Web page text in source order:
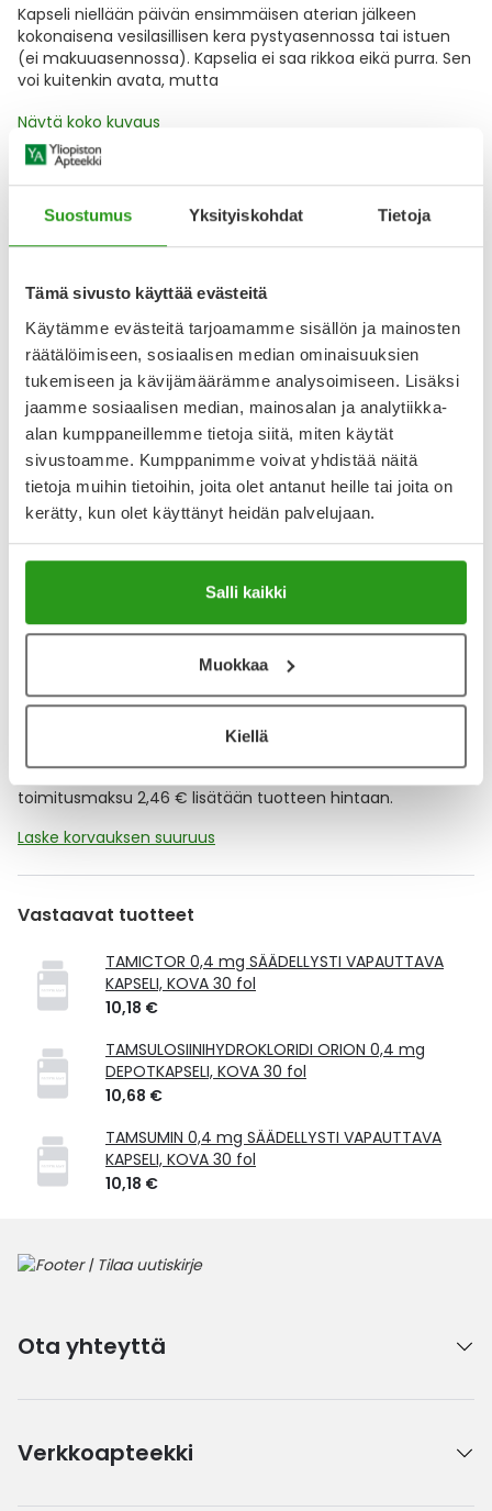
Suostumus Yksityiskohdat Tietoja
Tämä sivusto käyttää evästeitä
Käytämme evästeitä tarjoamamme sisällön ja mainosten
räätälöimiseen, sosiaalisen median ominaisuuksien
tukemiseen ja kävijämäärämme analysoimiseen. Lisäksi
jaamme sosiaalisen median, mainosalan ja analytiikka-
alan kumppaneillemme tietoja siitä, miten käytät
sivustoamme. Kumppanimme voivat yhdistää näitä
tietoja muihin tietoihin, joita olet antanut heille tai joita on
kerätty, kun olet käyttänyt heidän palvelujaan.
Salli kaikki
Muokkaa
Kiellä
Kapseli niellään päivän ensimmäisen aterian jälkeen
kokonaisena vesilasillisen kera pystyasennossa tai istuen
(ei makuuasennossa). Kapselia ei saa rikkoa eikä purra. Sen
voi kuitenkin avata, mutta
Näytä koko kuvaus
palautusoikeutta.
Varaa reseptilääke apteekkiin, maksa apteekissa
Katso kaikki EXPROS-tuotteet
YA-muistuttaja
Muistuttajan avulla pidät huolen, että tilaat tarvitsemasi
tuotteet ajoissa, eivätkä ne lopu kesken.
Lisää tuote muistuttajaan
Lue lisää muistuttajasta
Kela-korvattavuus ja reseptin toimitusmaksu
Tämä tuote ei ole Kela-korvattava. Reseptin
toimitusmaksu 2,46 € lisätään tuotteen hintaan.
Laske korvauksen suuruus
Vastaavat tuotteet
TAMICTOR 0,4 mg SÄÄDELLYSTI VAPAUTTAVA
KAPSELI, KOVA 30 fol
10,18 €
TAMSULOSIINIHYDROKLORIDI ORION 0,4 mg
DEPOTKAPSELI, KOVA 30 fol
10,68 €
TAMSUMIN 0,4 mg SÄÄDELLYSTI VAPAUTTAVA
KAPSELI, KOVA 30 fol
10,18 €
Ota yhteyttä
Verkkoapteekki